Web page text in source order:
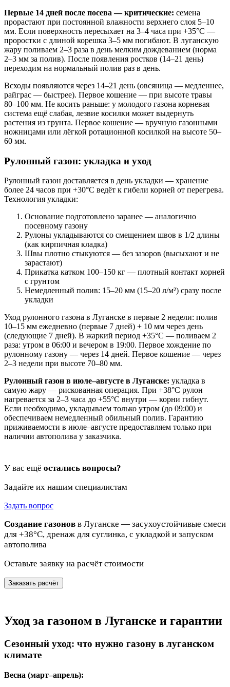
Первые 14 дней после посева — критические: семена
прорастают при постоянной влажности верхнего слоя 5–10
мм. Если поверхность пересыхает на 3–4 часа при +35°C —
проростки с длиной корешка 3–5 мм погибают. В луганскую
жару поливаем 2–3 раза в день мелким дождеванием (норма
2–3 мм за полив). После появления ростков (14–21 день)
переходим на нормальный полив раз в день.
Всходы появляются через 14–21 день (овсяница — медленнее,
райграс — быстрее). Первое кошение — при высоте травы
80–100 мм. Не косить раньше: у молодого газона корневая
система ещё слабая, лезвие косилки может выдернуть
растения из грунта. Первое кошение — вручную газонными
ножницами или лёгкой ротационной косилкой на высоте 50–
60 мм.
Рулонный газон: укладка и уход
Рулонный газон доставляется в день укладки — хранение
более 24 часов при +30°C ведёт к гибели корней от перегрева.
Технология укладки:
Основание подготовлено заранее — аналогично
посевному газону
Рулоны укладываются со смещением швов в 1/2 длины
(как кирпичная кладка)
Швы плотно стыкуются — без зазоров (высыхают и не
зарастают)
Прикатка катком 100–150 кг — плотный контакт корней
с грунтом
Немедленный полив: 15–20 мм (15–20 л/м²) сразу после
укладки
Уход рулонного газона в Луганске в первые 2 недели: полив
10–15 мм ежедневно (первые 7 дней) + 10 мм через день
(следующие 7 дней). В жаркий период +35°C — поливаем 2
раза: утром в 06:00 и вечером в 19:00. Первое хождение по
рулонному газону — через 14 дней. Первое кошение — через
2–3 недели при высоте 70–80 мм.
Рулонный газон в июле–августе в Луганске: укладка в
самую жару — рискованная операция. При +38°C рулон
нагревается за 2–3 часа до +55°C внутри — корни гибнут.
Если необходимо, укладываем только утром (до 09:00) и
обеспечиваем немедленный обильный полив. Гарантию
приживаемости в июле–августе предоставляем только при
наличии автополива у заказчика.
У вас ещё остались вопросы?
Задайте их нашим специалистам
Задать вопрос
Создание газонов в Луганске — засухоустойчивые смеси
для +38°C, дренаж для суглинка, с укладкой и запуском
автополива
Оставьте заявку на расчёт стоимости
Заказать расчёт
Уход за газоном в Луганске и гарантии
Сезонный уход: что нужно газону в луганском
климате
Весна (март–апрель):